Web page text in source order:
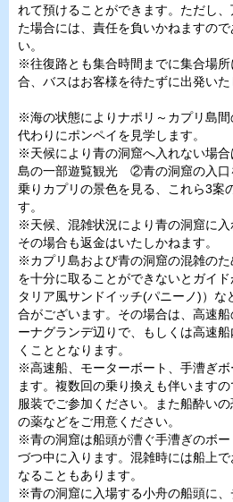
れて預けることができます。ただし
た場合には、責任を負いかねますの
い。
※往復路とも集合時間までに集合場
合、バスはお客様を待たずに出発いた
※海の状態によりナポリ～カプリ島間
代わりにポンペイを見学します。
※天候により青の洞窟へ入れない場
島の一部遊覧観光 ②青の洞窟の入口
乗りカプリの景色を見る、これら3案
す。
※天候、混雑状況により青の洞窟に入
その場合も返金はいたしかねます。
※カプリ島および青の洞窟の混雑の
を十分に取ることができないとガイ
タリア風サンドイッチ(パニーノ)）な
合がございます。その場合は、高速
ーナグランデ辺りで、もしくは高速
くこととなります。
※高速船、モーターボート、手漕ぎ
ます。複数回の乗り換えも伴います
服装でご参加ください。また船酔い
の薬などをご用意ください。
※青の洞窟は船頭が漕ぐ手漕ぎのボ
づつ中に入ります。混雑時には船上
なることもあります。
※青の洞窟に入場する小舟の船頭に